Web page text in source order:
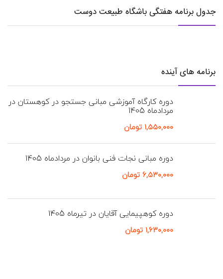
جدول برنامه هفتگی باشگاه طبیعت دوست
برنامه های آینده
دوره کارگاه آموزشی مبانی جستجو در کوهستان در
مردادماه 1405
۱,۵۵۰,۰۰۰ تومان
دوره مبانی نجات فنی بانوان در مردادماه 1405
۶,۵۳۰,۰۰۰تومان
دوره کوهپیمایی آقایان در تیرماه 1405
۱,۶۳۰,۰۰۰ تومان